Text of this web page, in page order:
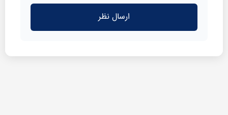
ارسال نظر